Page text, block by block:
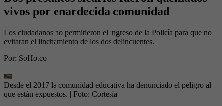
vivos por enardecida comunidad
Los ciudadanos no permitieron el ingreso de la Policía para que no
evitaran el linchamiento de los dos delincuentes.
Por: SoHo.co
Desde el 2017 la comunidad educativa ha denunciado el peligro al
que están expuestos. | Foto: Cortesía